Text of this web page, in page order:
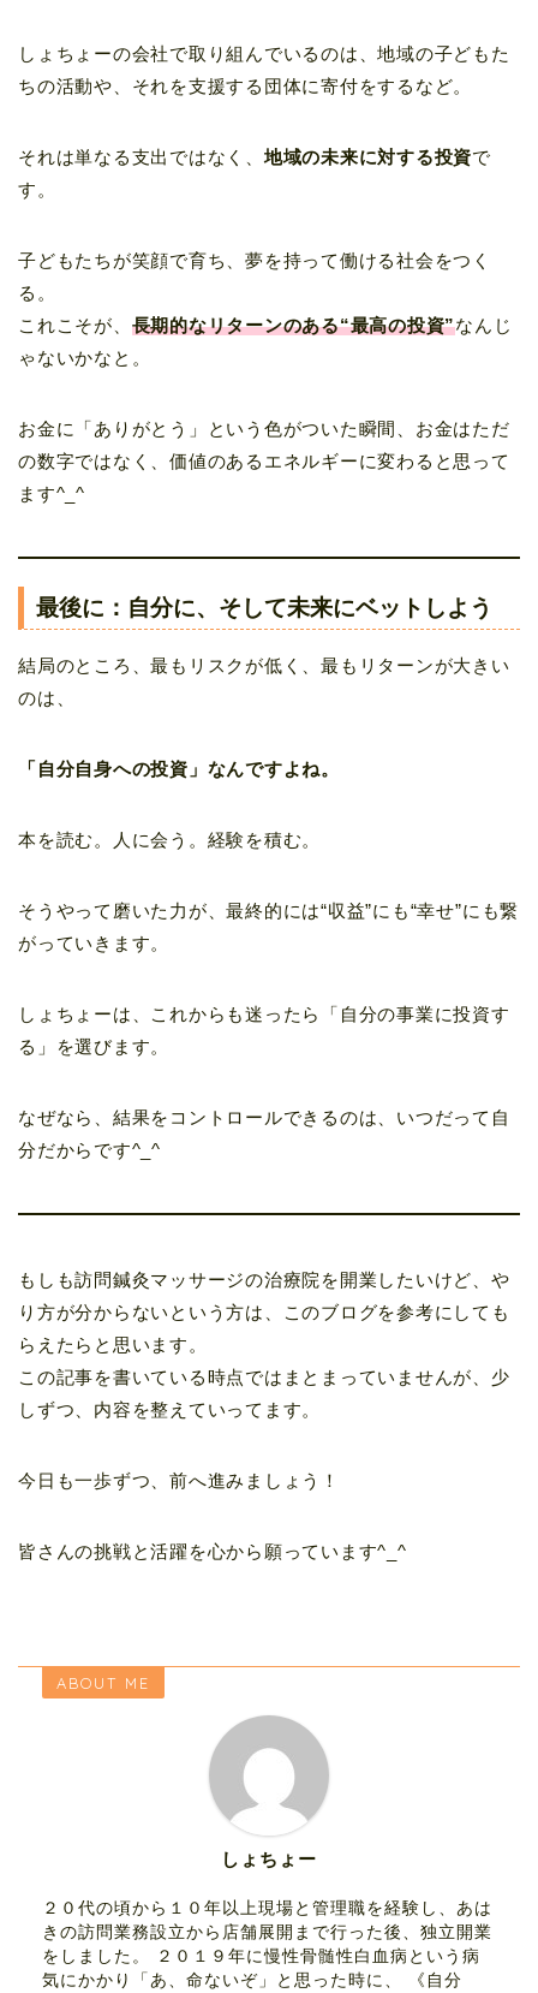
しょちょーの会社で取り組んでいるのは、地域の子どもた
ちの活動や、それを支援する団体に寄付をするなど。
それは単なる支出ではなく、地域の未来に対する投資で
す。
子どもたちが笑顔で育ち、夢を持って働ける社会をつく
る。
これこそが、 長期的なリターンのある“最高の投資”なんじ
ゃないかなと。
お金に「ありがとう」という色がついた瞬間、お金はただ
の数字ではなく、価値のあるエネルギーに変わると思って
ます^_^
最後に：自分に、そして未来にベットしよう
結局のところ、最もリスクが低く、最もリターンが大きい
のは、
「自分自身への投資」なんですよね。
本を読む。人に会う。経験を積む。
そうやって磨いた力が、最終的には“収益”にも“幸せ”にも繋
がっていきます。
しょちょーは、これからも迷ったら「自分の事業に投資す
る」を選びます。
なぜなら、結果をコントロールできるのは、いつだって自
分だからです^_^
もしも訪問鍼灸マッサージの治療院を開業したいけど、や
り方が分からないという方は、このブログを参考にしても
らえたらと思います。
この記事を書いている時点ではまとまっていませんが、少
しずつ、内容を整えていってます。
今日も一歩ずつ、前へ進みましょう！
皆さんの挑戦と活躍を心から願っています^_^
ABOUT ME
しょちょー
２０代の頃から１０年以上現場と管理職を経験し、あは
きの訪問業務設立から店舗展開まで行った後、独立開業
をしました。 ２０１９年に慢性骨髄性白血病という病
気にかかり「あ、命ないぞ」と思った時に、 《自分